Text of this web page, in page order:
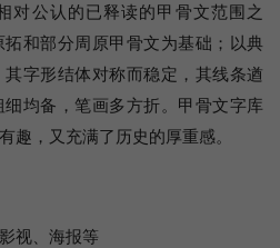
对公认的已释读的甲骨文范围之
和部分周原甲骨文为基础；以典
字形结体对称而稳定，其线条遒
均备，笔画多方折。甲骨文字库
趣，又充满了历史的厚重感。
视、海报等